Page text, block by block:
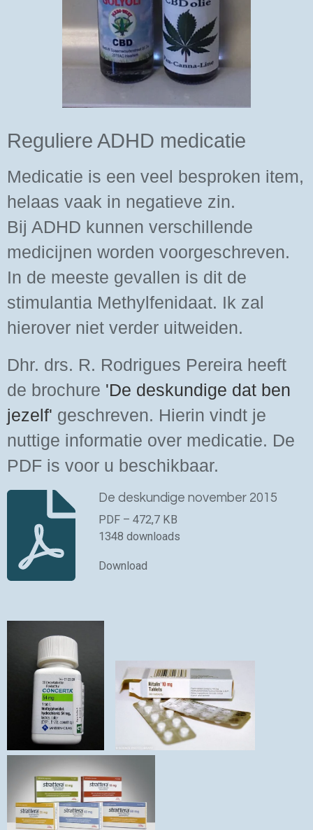
Reguliere ADHD medicatie
Medicatie is een veel besproken item,
helaas vaak in negatieve zin.
Bij ADHD kunnen verschillende
medicijnen worden voorgeschreven.
In de meeste gevallen is dit de
stimulantia Methylfenidaat. Ik zal
hierover niet verder uitweiden.
Dhr. drs. R. Rodrigues Pereira heeft
de brochure 'De deskundige dat ben
jezelf' geschreven. Hierin vindt je
nuttige informatie over medicatie. De
PDF is voor u beschikbaar.
De deskundige november 2015
PDF – 472,7 KB
1348 downloads
Download